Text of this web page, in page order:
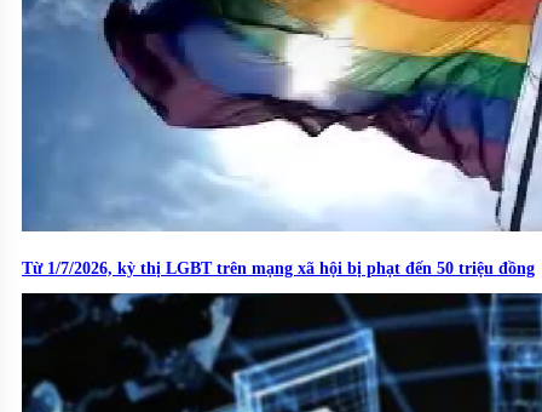
Từ 1/7/2026, kỳ thị LGBT trên mạng xã hội bị phạt đến 50 triệu đồng